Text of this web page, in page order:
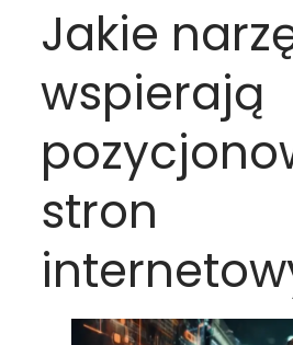
Jakie
wspierają
stron